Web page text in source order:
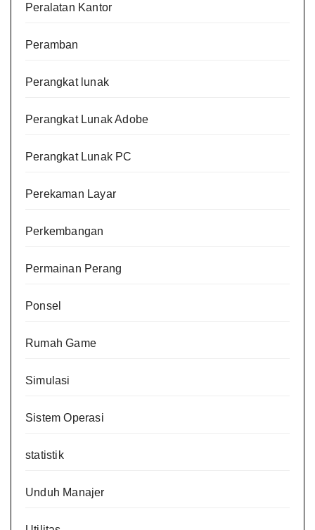
Peralatan Kantor
Peramban
Perangkat lunak
Perangkat Lunak Adobe
Perangkat Lunak PC
Perekaman Layar
Perkembangan
Permainan Perang
Ponsel
Rumah Game
Simulasi
Sistem Operasi
statistik
Unduh Manajer